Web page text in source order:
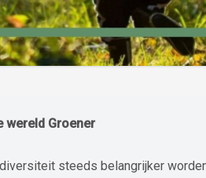
Groener
steeds belangrijker